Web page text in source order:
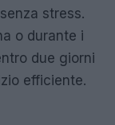
stress.
o durante i
due giorni
efficiente.